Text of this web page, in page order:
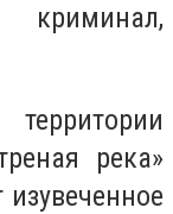
криминал,
река»